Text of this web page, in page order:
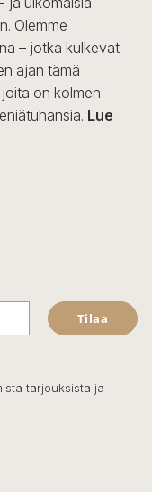
Olemme
– jotka kulkevat
ajan tämä
on kolmen
Lue
Tilaa
tarjouksista ja